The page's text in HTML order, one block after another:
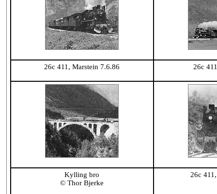
26c 411, Marstein 7.6.86 26c
Kylling bro
© Thor Bjerke
26c